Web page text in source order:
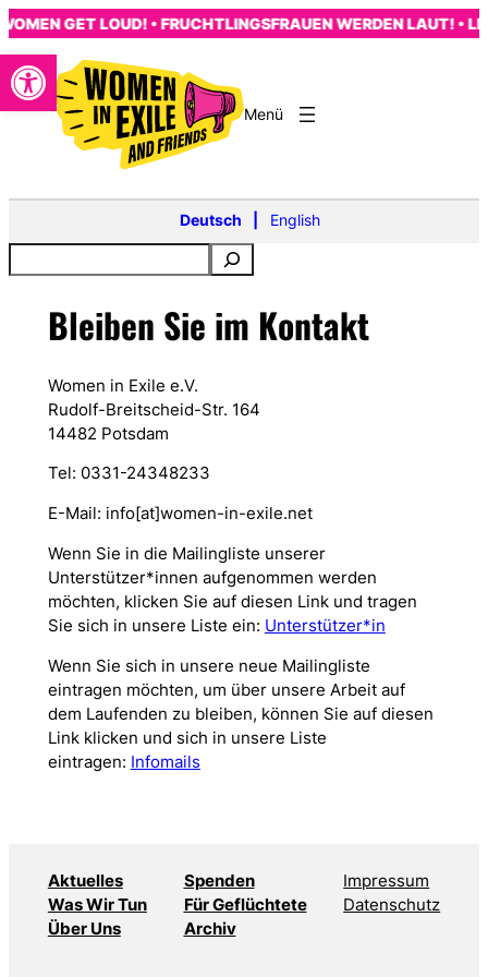
Open toolbar
Zum
Inhalt
springen
GET LOUD! • FRUCHTLINGSFRAUEN WERDEN LAUT! •
Deutsch English
Bleiben Sie im Kontakt
Women in Exile e.V.
Rudolf-Breitscheid-Str. 164
14482 Potsdam
Tel: 0331-24348233
E-Mail: info[at]women-in-exile.net
Wenn Sie in die Mailingliste unserer
Unterstützer*innen aufgenommen werden
möchten, klicken Sie auf diesen Link und tragen
Sie sich in unsere Liste ein: Unterstützer*in
Wenn Sie sich in unsere neue Mailingliste
eintragen möchten, um über unsere Arbeit auf
dem Laufenden zu bleiben, können Sie auf diesen
Link klicken und sich in unsere Liste
eintragen: Infomails
Aktuelles
Was Wir Tun
Über Uns
Spenden
Für Geflüchtete
Archiv
Impressum
Datenschutz